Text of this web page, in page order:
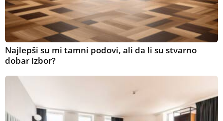
Najlepši su mi tamni podovi, ali da li su stvarno
dobar izbor?